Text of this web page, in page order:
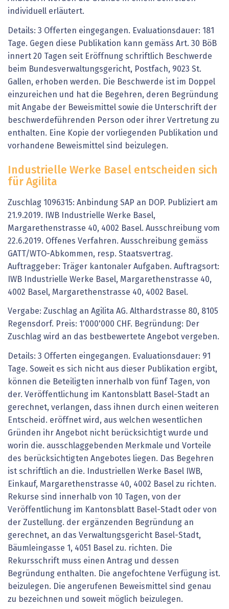
individuell erläutert.
Details: 3 Offerten eingegangen. Evaluationsdauer: 181
Tage. Gegen diese Publikation kann gemäss Art. 30 BöB
innert 20 Tagen seit Eröffnung schriftlich Beschwerde
beim Bundesverwaltungsgericht, Postfach, 9023 St.
Gallen, erhoben werden. Die Beschwerde ist im Doppel
einzureichen und hat die Begehren, deren Begründung
mit Angabe der Beweismittel sowie die Unterschrift der
beschwerdeführenden Person oder ihrer Vertretung zu
enthalten. Eine Kopie der vorliegenden Publikation und
vorhandene Beweismittel sind beizulegen.
Industrielle Werke Basel entscheiden sich
für Agilita
Zuschlag 1096315: Anbindung SAP an DOP. Publiziert am
21.9.2019. IWB Industrielle Werke Basel,
Margarethenstrasse 40, 4002 Basel. Ausschreibung vom
22.6.2019. Offenes Verfahren. Ausschreibung gemäss
GATT/WTO-Abkommen, resp. Staatsvertrag.
Auftraggeber: Träger kantonaler Aufgaben. Auftragsort:
IWB Industrielle Werke Basel, Margarethenstrasse 40,
4002 Basel, Margarethenstrasse 40, 4002 Basel.
Vergabe: Zuschlag an Agilita AG. Althardstrasse 80, 8105
Regensdorf. Preis: 1'000'000 CHF. Begründung: Der
Zuschlag wird an das bestbewertete Angebot vergeben.
Details: 3 Offerten eingegangen. Evaluationsdauer: 91
Tage. Soweit es sich nicht aus dieser Publikation ergibt,
können die Beteiligten innerhalb von fünf Tagen, von
der. Veröffentlichung im Kantonsblatt Basel-Stadt an
gerechnet, verlangen, dass ihnen durch einen weiteren
Entscheid. eröffnet wird, aus welchen wesentlichen
Gründen ihr Angebot nicht berücksichtigt wurde und
worin die. ausschlaggebenden Merkmale und Vorteile
des berücksichtigten Angebotes liegen. Das Begehren
ist schriftlich an die. Industriellen Werke Basel IWB,
Einkauf, Margarethenstrasse 40, 4002 Basel zu richten.
Rekurse sind innerhalb von 10 Tagen, von der
Veröffentlichung im Kantonsblatt Basel-Stadt oder von
der Zustellung. der ergänzenden Begründung an
gerechnet, an das Verwaltungsgericht Basel-Stadt,
Bäumleingasse 1, 4051 Basel zu. richten. Die
Rekursschrift muss einen Antrag und dessen
Begründung enthalten. Die angefochtene Verfügung ist.
beizulegen. Die angerufenen Beweismittel sind genau
zu bezeichnen und soweit möglich beizulegen.